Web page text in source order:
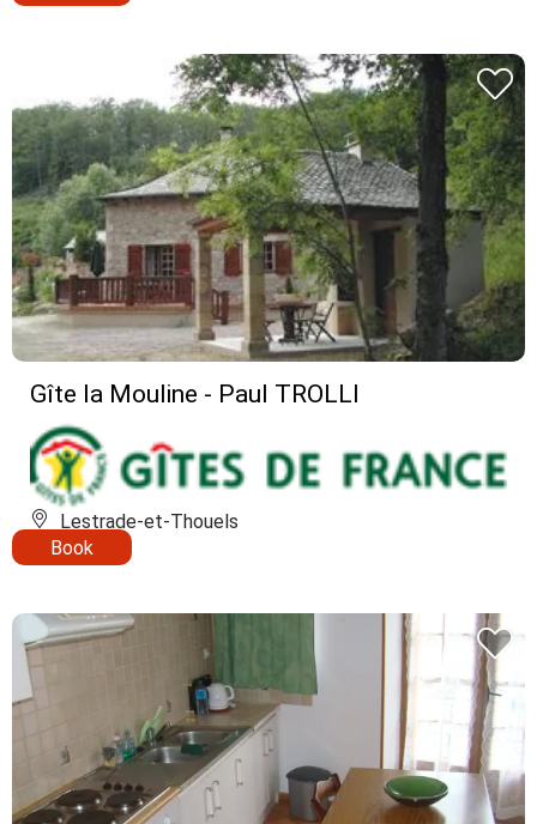
Gîte la Mouline - Paul TROLLI
Lestrade-et-Thouels
Book